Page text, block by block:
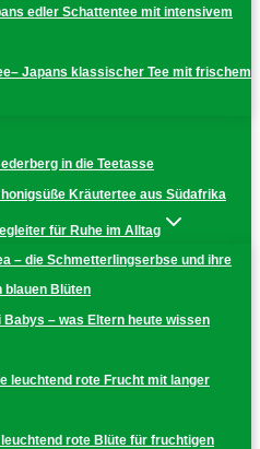
edler Schattentee mit intensivem
Japans klassischer Tee mit frischem
in die Teetasse
honigsüße Kräutertee aus Südafrika
für Ruhe im Alltag
– die Schmetterlingserbse und ihre
blauen Blüten
Babys – was Eltern heute wissen
leuchtend rote Frucht mit langer
rote Blüte für fruchtigen